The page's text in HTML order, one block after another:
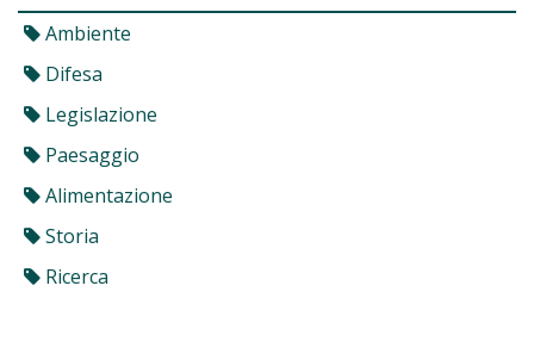
Ambiente
Difesa
Legislazione
Paesaggio
Alimentazione
Storia
Ricerca